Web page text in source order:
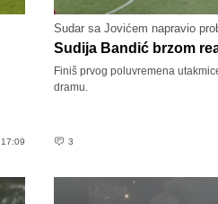
Sudar sa Jovićem napravio
Sudija Bandić brzom
Finiš prvog poluvremena
dramu.
3